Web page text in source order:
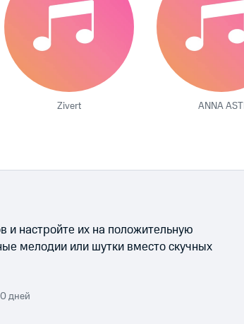
Zivert ANNA ASTI
и настройте их на положительную
мелодии или шутки вместо скучных
дней